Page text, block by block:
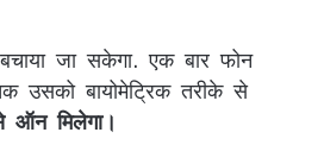
जा सकेगा. एक बार फोन
उसको बायोमेट्रिक तरीके से
मिलेगा।